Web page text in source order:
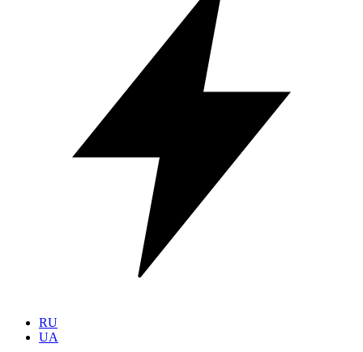
RU
UA